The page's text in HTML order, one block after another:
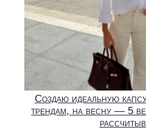
Создаю идеальную
трендам, на весну — 5